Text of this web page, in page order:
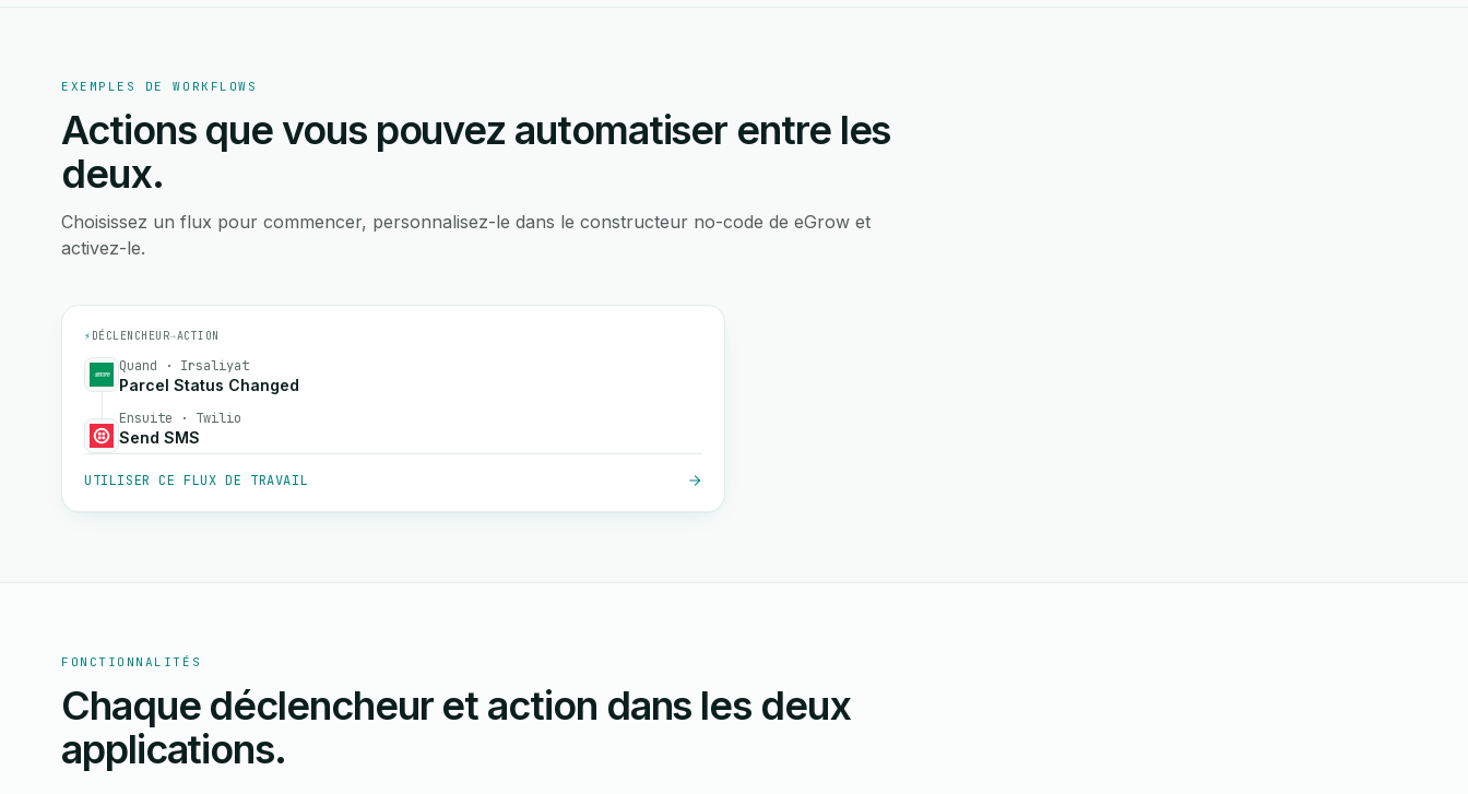
EXEMPLES DE WORKFLOWS
Actions que vous pouvez automatiser entre les
deux.
Choisissez un flux pour commencer, personnalisez-le dans le constructeur no-code de eGrow et
activez-le.
⚡ DÉCLENCHEUR→ACTION
Quand · Irsaliyat
Parcel Status Changed
Ensuite · Twilio
Send SMS
UTILISER CE FLUX DE TRAVAIL
FONCTIONNALITÉS
Chaque déclencheur et action dans les deux
applications.